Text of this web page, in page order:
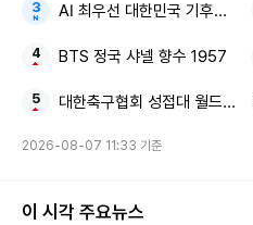
AI 최우선 대한민국 기후위기
BTS 정국 샤넬 향수 1957
대한축구협회 성접대 월드컵
2026-08-07 11:33 기준
이 시각 주요뉴스